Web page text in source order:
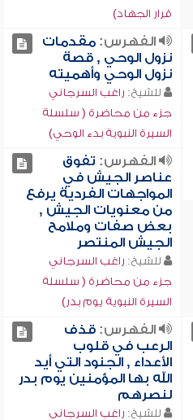
قرار الجهاد)
الفهرس:مقدمات
نزول الوحي , قصة
نزول الوحي وأهميته
للشيخ: راغب السرجاني
جزء من محاضرة ( سلسلة
السيرة النبوية بدء الوحي)
الفهرس: تفوق
عناصر الجيش في
المواجهات الفردية يرفع
من معنويات الجيش ,
بعض صفات وملامح
الجيش المنتصر
للشيخ: راغب السرجاني
جزء من محاضرة ( سلسلة
السيرة النبوية يوم بدر)
الفهرس:قذف
الرعب في قلوب
الأعداء , الجنود التي أيد
الله بها المؤمنين يوم بدر
لنصرهم
للشيخ: راغب السرجاني